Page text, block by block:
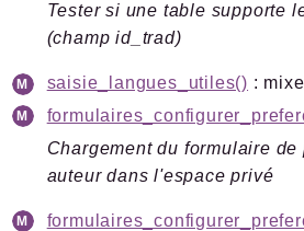
Tester si une table supporte
(champ id_trad)
saisie_langues_utiles() :
Chargement du formulaire
auteur dans l'espace privé